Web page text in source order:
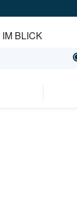
IM BLICK